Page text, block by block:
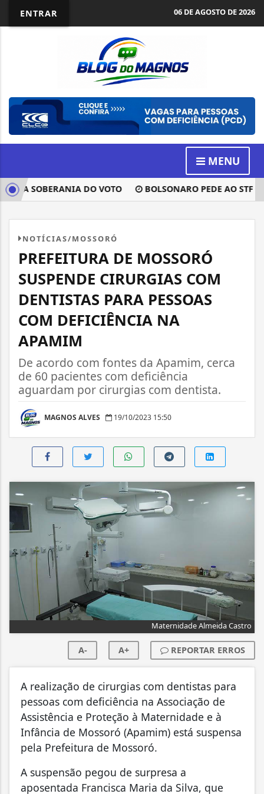
ENTRAR 06 DE AGOSTO DE 2026
MENU
A SOBERANIA DO VOTO BOLSONARO PEDE AO STF
NOTÍCIAS/MOSSORÓ
PREFEITURA DE MOSSORÓ
SUSPENDE CIRURGIAS COM
DENTISTAS PARA PESSOAS
COM DEFICIÊNCIA NA
APAMIM
De acordo com fontes da Apamim, cerca
de 60 pacientes com deficiência
aguardam por cirurgias com dentista.
MAGNOS ALVES 19/10/2023 15:50
Maternidade Almeida Castro
A- A+ REPORTAR ERROS
A realização de cirurgias com dentistas para
pessoas com deficiência na Associação de
Assistência e Proteção à Maternidade e à
Infância de Mossoró (Apamim) está suspensa
pela Prefeitura de Mossoró.
A suspensão pegou de surpresa a
aposentada Francisca Maria da Silva, que